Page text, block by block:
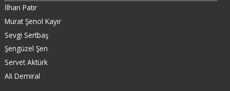
İlhan Patır
Murat Şenol Kayır
Sevgi Sertbaş
Şengüzel Şen
Servet Aktürk
Ali Demiral